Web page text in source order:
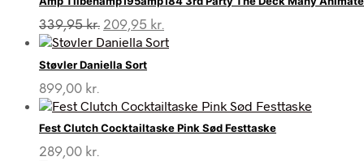
339,95kr. Den
oprindelige
var:
209,95 kr.
aktuelle
Støvler Daniella Sort
899,00 kr.
Fest Clutch Cocktailtaske Pink Sød Festtaske
289,00 kr.